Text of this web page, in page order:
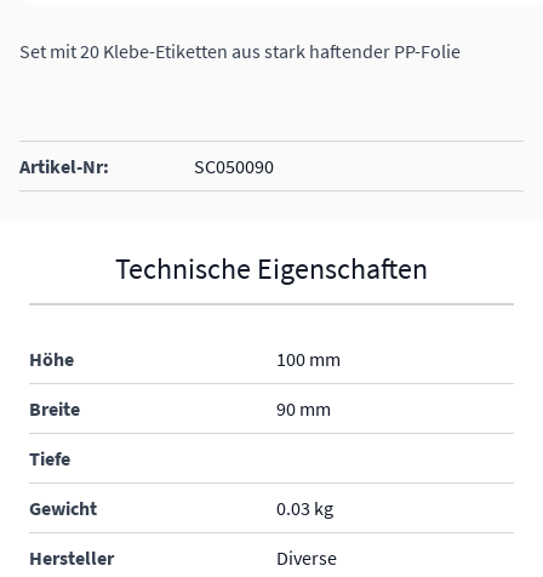
Set mit 20 Klebe-Etiketten aus stark haftender PP-Folie
Artikel-Nr: SC050090
Technische Eigenschaften
Höhe 100 mm
Breite 90 mm
Tiefe
Gewicht 0.03 kg
Hersteller Diverse